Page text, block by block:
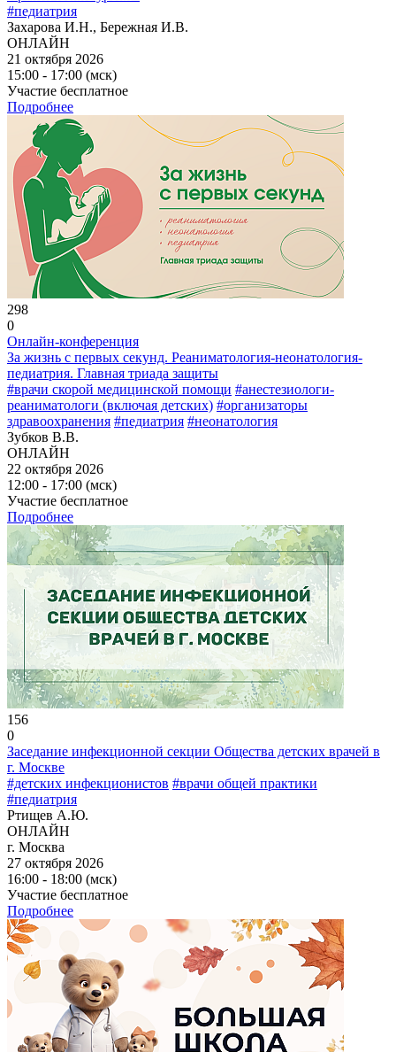
#педиатрия
Захарова И.Н., Бережная И.В.
ОНЛАЙН
21 октября 2026
15:00 - 17:00 (мск)
Участие бесплатное
Подробнее
298
0
Онлайн-конференция
За жизнь с первых секунд. Реаниматология-неонатология-
педиатрия. Главная триада защиты
#врачи скорой медицинской помощи #анестезиологи-
реаниматологи (включая детских) #организаторы
здравоохранения #педиатрия #неонатология
Зубков В.В.
ОНЛАЙН
22 октября 2026
12:00 - 17:00 (мск)
Участие бесплатное
Подробнее
156
0
Заседание инфекционной секции Общества детских врачей в
г. Москве
#детских инфекционистов #врачи общей практики
#педиатрия
Ртищев А.Ю.
ОНЛАЙН
г. Москва
27 октября 2026
16:00 - 18:00 (мск)
Участие бесплатное
Подробнее